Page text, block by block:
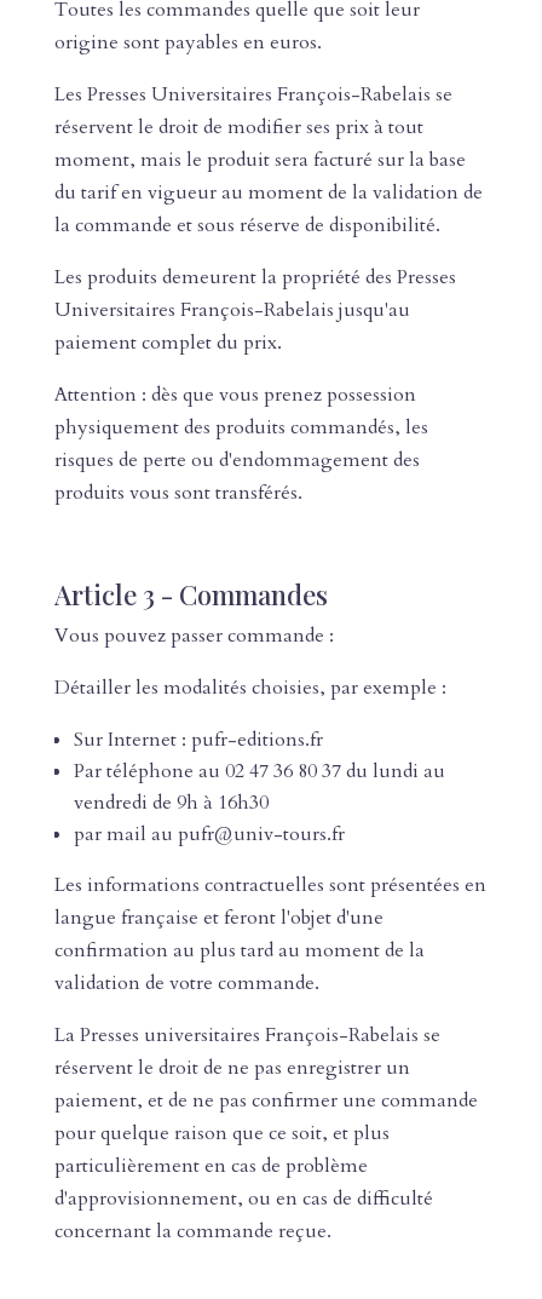
Toutes les commandes quelle que soit leur
origine sont payables en euros.
Les Presses Universitaires François-Rabelais se
réservent le droit de modifier ses prix à tout
moment, mais le produit sera facturé sur la base
du tarif en vigueur au moment de la validation de
la commande et sous réserve de disponibilité.
Les produits demeurent la propriété des Presses
Universitaires François-Rabelais jusqu'au
paiement complet du prix.
Attention : dès que vous prenez possession
physiquement des produits commandés, les
risques de perte ou d'endommagement des
produits vous sont transférés.
Article 3 - Commandes
Vous pouvez passer commande :
Détailler les modalités choisies, par exemple :
Sur Internet : pufr-editions.fr
Par téléphone au 02 47 36 80 37 du lundi au
vendredi de 9h à 16h30
par mail au pufr@univ-tours.fr
Les informations contractuelles sont présentées en
langue française et feront l'objet d'une
confirmation au plus tard au moment de la
validation de votre commande.
La Presses universitaires François-Rabelais se
réservent le droit de ne pas enregistrer un
paiement, et de ne pas confirmer une commande
pour quelque raison que ce soit, et plus
particulièrement en cas de problème
d'approvisionnement, ou en cas de difficulté
concernant la commande reçue.